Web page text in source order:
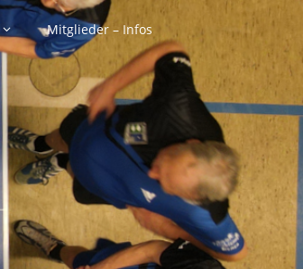
Mitglieder – Infos